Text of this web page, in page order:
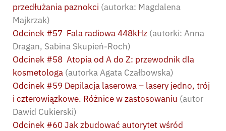
przedłużania paznokci (autorka: Magdalena
Majkrzak)
Odcinek #57 Fala radiowa 448kHz (autorki: Anna
Dragan, Sabina Skupień-Roch)
Odcinek #58 Atopia od A do Z: przewodnik dla
kosmetologa (autorka Agata Czałbowska)
Odcinek #59 Depilacja laserowa – lasery jedno, trój
i czterowiązkowe. Różnice w zastosowaniu (autor
Dawid Cukierski)
Odcinek #60 Jak zbudować autorytet wśród